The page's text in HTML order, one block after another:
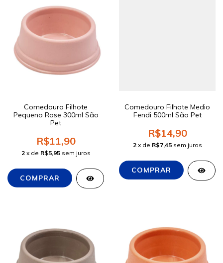
Comedouro Filhote
Pequeno Rose 300ml São
Pet
R$11,90
2 x de R$5,95 sem juros
Comedouro Filhote Medio
Fendi 500ml São Pet
R$14,90
2 x de R$7,45 sem juros